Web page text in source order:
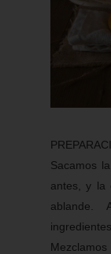
Sacamos
antes, y la
ablande.